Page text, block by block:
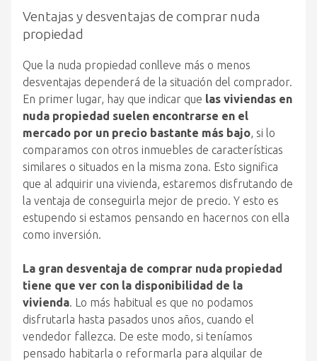
Ventajas y desventajas de comprar nuda
propiedad
Que la nuda propiedad conlleve más o menos
desventajas dependerá de la situación del comprador.
En primer lugar, hay que indicar que las viviendas en
nuda propiedad suelen encontrarse en el
mercado por un precio bastante más bajo, si lo
comparamos con otros inmuebles de características
similares o situados en la misma zona. Esto significa
que al adquirir una vivienda, estaremos disfrutando de
la ventaja de conseguirla mejor de precio. Y esto es
estupendo si estamos pensando en hacernos con ella
como inversión.
La gran desventaja de comprar nuda propiedad
tiene que ver con la disponibilidad de la
vivienda. Lo más habitual es que no podamos
disfrutarla hasta pasados unos años, cuando el
vendedor fallezca. De este modo, si teníamos
pensado habitarla o reformarla para alquilar de